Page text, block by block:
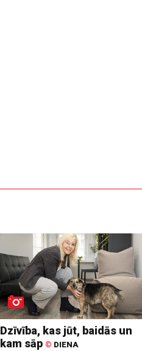
Dzīvība, kas jūt, baidās un
kam sāp © DIENA